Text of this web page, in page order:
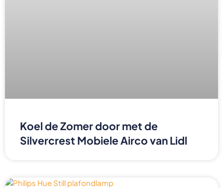
Koel de Zomer door met de
Silvercrest Mobiele Airco van Lidl